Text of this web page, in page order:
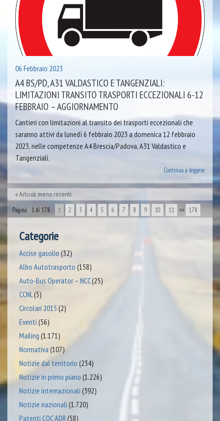
06 Febbraio 2023
A4 BS/PD, A31 VALDASTICO E TANGENZIALI:
LIMITAZIONI TRANSITO TRASPORTI ECCEZIONALI 6-12
FEBBRAIO – AGGIORNAMENTO
Cantieri con limitazioni al transito dei trasporti eccezionali che
saranno attivi da lunedì 6 febbraio 2023 a domenica 12 febbraio
2023, nelle competenze A4 Brescia/Padova, A31 Valdastico e
Tangenziali.
Continua a leggere
Articoli meno recenti
Pagina 1 di 178 1 2 3 4 5 6 7 8 9 10 11 >> 178
Categorie
Accise gasolio (32)
Albo Autotrasporto (158)
Auto-Bus Operator – NCC(25)
CCNL(5)
Circolari 2015 (2)
Eventi (56)
Mailing (1.171)
Normativa (107)
Notizie dal territorio (234)
Notizie in primo piano (1.226)
Notizie internazionali (392)
Notizie nazionali (1.720)
Patenti CQC ADR(58)